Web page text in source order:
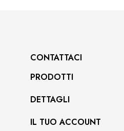
CONTATTACI
PRODOTTI
DETTAGLI
IL TUO ACCOUNT